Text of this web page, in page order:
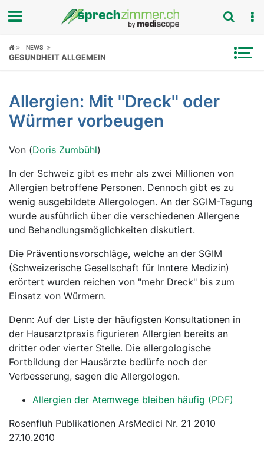
Fokus
Symptome
Ratgeber
Rubriken
NEWS
GESUNDHEIT ALLGEMEIN
Allergien: Mit ''Dreck'' oder
Würmer vorbeugen
Von (Doris Zumbühl)
In der Schweiz gibt es mehr als zwei Millionen von
Allergien betroffene Personen. Dennoch gibt es zu
wenig ausgebildete Allergologen. An der SGIM-Tagung
wurde ausführlich über die verschiedenen Allergene
und Behandlungsmöglichkeiten diskutiert.
Die Präventionsvorschläge, welche an der SGIM
(Schweizerische Gesellschaft für Inntere Medizin)
erörtert wurden reichen von "mehr Dreck" bis zum
Einsatz von Würmern.
Denn: Auf der Liste der häufigsten Konsultationen in
der Hausarztpraxis figurieren Allergien bereits an
dritter oder vierter Stelle. Die allergologische
Fortbildung der Hausärzte bedürfe noch der
Verbesserung, sagen die Allergologen.
Allergien der Atemwege bleiben häufig (PDF)
Rosenfluh Publikationen ArsMedici Nr. 21 2010
27.10.2010